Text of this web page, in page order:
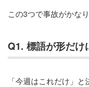
この3つで事故がかなり
Q1. 標語が形だ
「今週はこれだけ」